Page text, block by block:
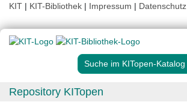
KIT | KIT-Bibliothek | Impressum | Datenschutz
Suche im KITopen-Katalog
Repository KITopen